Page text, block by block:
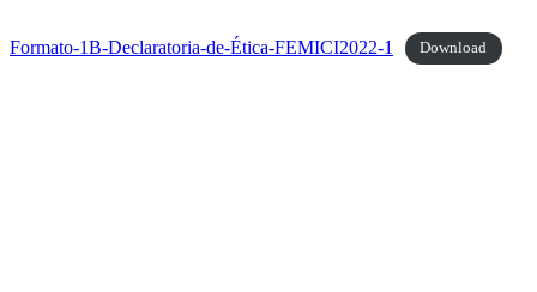
Formato-1B-Declaratoria-de-Ética-FEMICI2022-1 Download